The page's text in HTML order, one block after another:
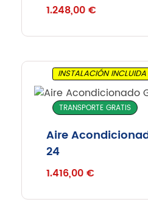
1.248,00€
INSTALACIÓN INCLUIDA
TRANSPORTE GRATIS
Aire
24
1.416,00€